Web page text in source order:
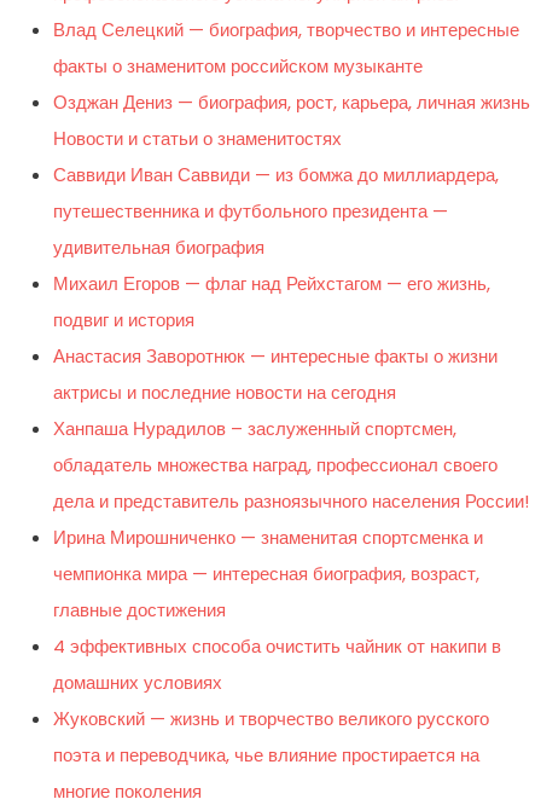
Влад Селецкий — биография, творчество и интересные
факты о знаменитом российском музыканте
Озджан Дениз — биография, рост, карьера, личная жизнь
Новости и статьи о знаменитостях
Саввиди Иван Саввиди — из бомжа до миллиардера,
путешественника и футбольного президента —
удивительная биография
Михаил Егоров — флаг над Рейхстагом — его жизнь,
подвиг и история
Анастасия Заворотнюк — интересные факты о жизни
актрисы и последние новости на сегодня
Ханпаша Нурадилов – заслуженный спортсмен,
обладатель множества наград, профессионал своего
дела и представитель разноязычного населения России!
Ирина Мирошниченко — знаменитая спортсменка и
чемпионка мира — интересная биография, возраст,
главные достижения
4 эффективных способа очистить чайник от накипи в
домашних условиях
Жуковский — жизнь и творчество великого русского
поэта и переводчика, чье влияние простирается на
многие поколения